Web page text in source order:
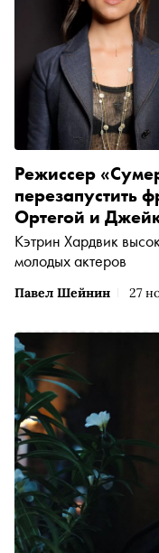
Павел Шейнин 27
Режиссер
перезапустить
Ортегой и
Кэтрин Хардвик
молодых актеров